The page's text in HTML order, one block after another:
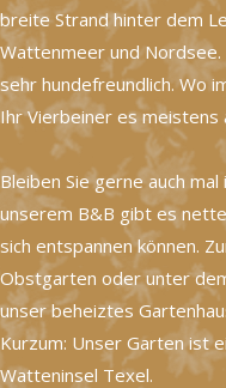
breite Strand hinter dem
Wattenmeer und
sehr hundefreundlich. Wo
Ihr Vierbeiner es meistens
Bleiben Sie gerne auch
unserem B&B gibt es
sich entspannen können.
Obstgarten oder unter
unser beheiztes
Kurzum: Unser Garten ist
Watteninsel Texel.